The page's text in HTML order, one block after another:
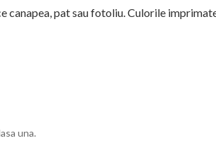
canapea, pat sau fotoliu. Culorile
una.